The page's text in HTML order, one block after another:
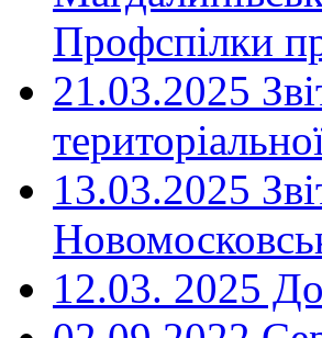
Профспілки
21.03.2025
13.03.2025
12.03. 2025